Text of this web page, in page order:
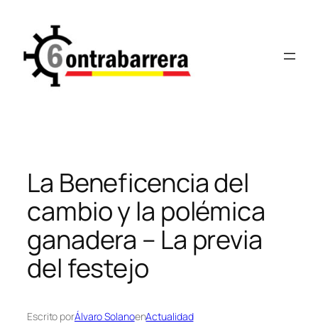
contenido
La Beneficencia del
cambio y la polémica
ganadera – La previa
del festejo
Escrito porÁlvaro SolanoenActualidad